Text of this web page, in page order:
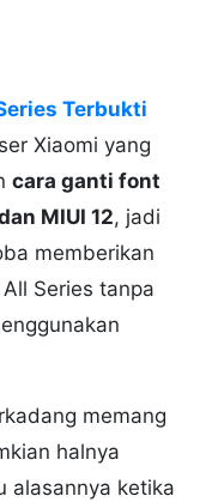
Terbukti
Xiaomi yang
cara ganti font
MIUI 12, jadi
memberikan
Series tanpa
memang
halnya
alasannya ketika